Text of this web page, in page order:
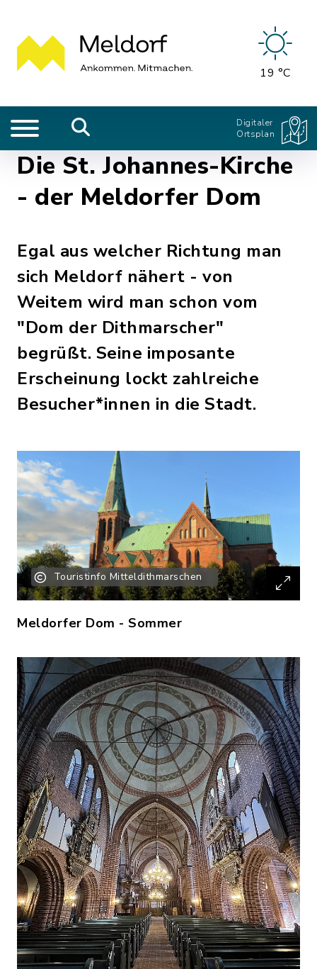
19 °C
Digitaler
Ortsplan
Die St. Johannes-Kirche
- der Meldorfer Dom
Egal aus welcher Richtung man
sich Meldorf nähert - von
Weitem wird man schon vom
"Dom der Dithmarscher"
begrüßt. Seine imposante
Erscheinung lockt zahlreiche
Besucher*innen in die Stadt.
Touristinfo Mitteldithmarschen
Meldorfer Dom - Sommer